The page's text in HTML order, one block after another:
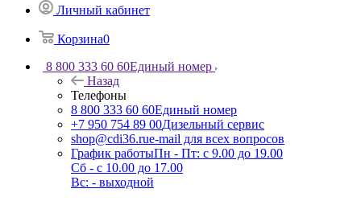
Личный кабинет
Корзина0
8 800 333 60 60Единый номер
Назад
Телефоны
8 800 333 60 60Единый номер
+7 950 754 89 00Дизельный сервис
shop@cdi36.rue-mail для всех вопросов
График работыПн - Пт: с 9.00 до 19.00
Сб - с 10.00 до 17.00
Вс: - выходной